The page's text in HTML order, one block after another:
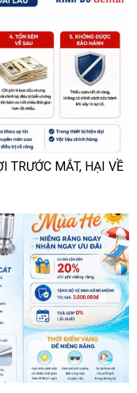
TRƯỚC MẮT, HẠI VỀ